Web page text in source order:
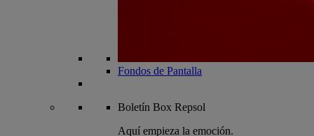
Fondos de Pantalla
Boletín Box Repsol
Aquí empieza la emoción.